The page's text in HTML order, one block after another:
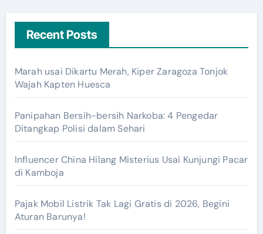
Recent Posts
Marah usai Dikartu Merah, Kiper Zaragoza Tonjok
Wajah Kapten Huesca
Panipahan Bersih-bersih Narkoba: 4 Pengedar
Ditangkap Polisi dalam Sehari
Influencer China Hilang Misterius Usai Kunjungi Pacar
di Kamboja
Pajak Mobil Listrik Tak Lagi Gratis di 2026, Begini
Aturan Barunya!